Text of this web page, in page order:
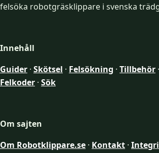
felsöka robotgräsklippare i svenska
Innehåll
Guider · Skötsel · Felsökning · Tillbehör ·
Felkoder · Sök
Om sajten
Om Robotklippare.se · Kontakt ·